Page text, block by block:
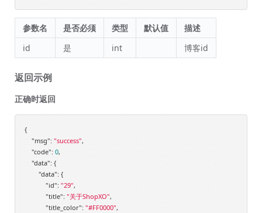
参数名 是否必须 类型 默认值
描述
id
是 int 博客id
返回示例
正确时返回
{
"msg": "success",
"code": 0,
"data": {
"data": {
"id": "29",
"title": "关于ShopXO",
"title_color": "#FF0000",